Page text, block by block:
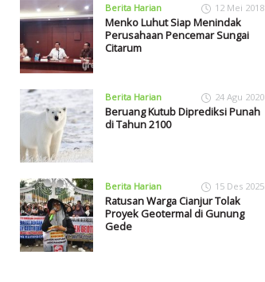
Berita Harian 12 Mei 2018
Menko Luhut Siap Menindak
Perusahaan Pencemar Sungai
Citarum
Berita Harian 24 Agu 2020
Beruang Kutub Diprediksi Punah
di Tahun 2100
Berita Harian 15 Des 2025
Ratusan Warga Cianjur Tolak
Proyek Geotermal di Gunung
Gede